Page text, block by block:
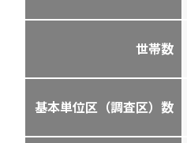
世帯数
基本単位区（調査区）数